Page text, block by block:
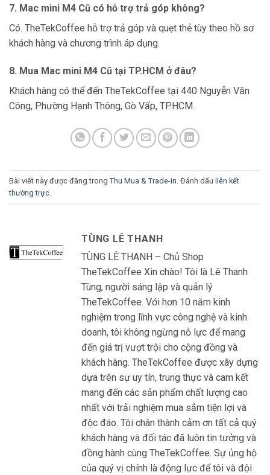
7. Mac mini M4 Cũ có hỗ trợ trả góp không?
Có. TheTekCoffee hỗ trợ trả góp và quẹt thẻ tùy theo hồ sơ
khách hàng và chương trình áp dụng.
8. Mua Mac mini M4 Cũ tại TP.HCM ở đâu?
Khách hàng có thể đến TheTekCoffee tại 440 Nguyễn Văn
Công, Phường Hạnh Thông, Gò Vấp, TP.HCM.
Bài viết này được đăng trong Thu Mua & Trade-in . Đánh dấu liên kết
thường trực
TÙNG LÊ THANH
TÙNG LÊ THANH – Chủ Shop
TheTekCoffee Xin chào! Tôi là Lê Thanh
Tùng, người sáng lập và quản lý
TheTekCoffee. Với hơn 10 năm kinh
nghiệm trong lĩnh vực công nghệ và kinh
doanh, tôi không ngừng nỗ lực để mang
đến giá trị vượt trội cho cộng đồng và
khách hàng. TheTekCoffee được xây dựng
dựa trên sự uy tín, trung thực và cam kết
mang đến các sản phẩm chất lượng cao
nhất với trải nghiệm mua sắm tiện lợi và
độc đáo. Tôi chân thành cảm ơn tất cả quý
khách hàng và đối tác đã luôn tin tưởng và
đồng hành cùng TheTekCoffee. Sự ủng hộ
của quý vị chính là động lực để tôi và đội